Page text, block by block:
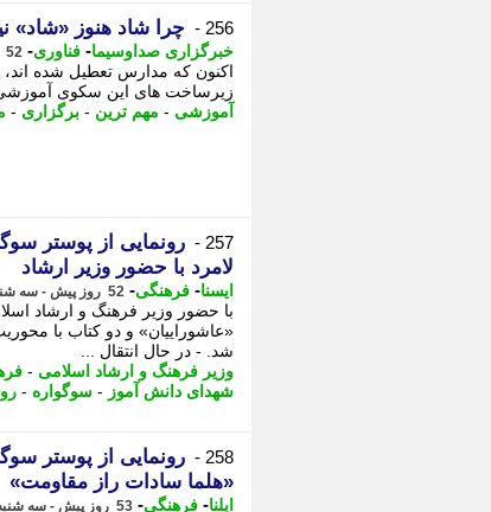
256 - چرا شاد هنوز «شاد»
خبرگزاری صداوسیما- فناوری- 52 روز پیش - سه شنبه 26 خرداد 1405، 19:00
اکنون که مدارس تعطیل شده اند،
زیرساخت های این سکوی آموزشی
آموزشی - مهم ترین - برگزاری -
257 -
رونمایی از پوستر
لامرد با حضور وزیر ارشاد
ایسنا- فرهنگی- 52 روز پیش - سه شنبه 26 خرداد 1405، 17:00
با حضور وزیر فرهنگ و ارشاد
«عاشوراییان» و دو کتاب با
شد. - در ﺣﺎل اﻧﺘﻘﺎل ...
وزیر فرهنگ و ارشاد اسلامی -
شهدای دانش آموز - سوگواره -
258 -
رونمایی از پوستر
«هلما سادات راز مقاومت»
ایلنا- فرهنگی- 53 روز پیش - سه شنبه 26 خرداد 1405، 14:37